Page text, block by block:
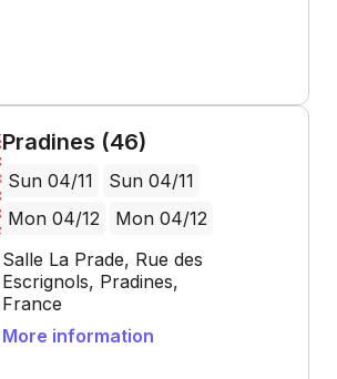
Pradines (46)
Sun 04/11
Sun 04/11
Mon 04/12
Mon 04/12
Salle La Prade, Rue des
Escrignols, Pradines,
France
More information